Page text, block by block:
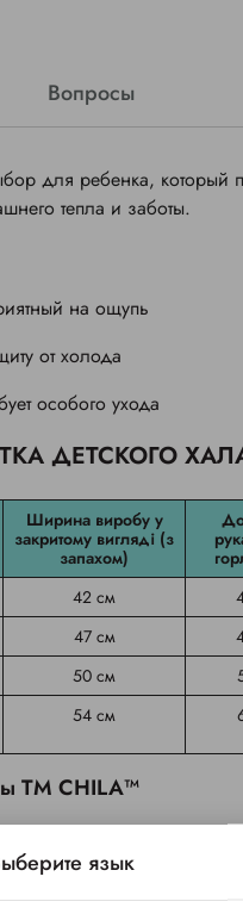
Вопросы
для ребенка, который
тепла и заботы.
на ощупь
от холода
особого ухода
ДЕТСКОГО
Ширина виробу у
закритому вигляді (з
запахом)
42 см
47 см
50 см
54 см
ТМ CHILA™
безопасности для детей
язык